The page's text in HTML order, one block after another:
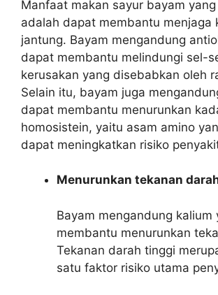
Manfaat makan sayur bayam
adalah dapat membantu menjaga
jantung. Bayam mengandung
dapat membantu melindungi sel-
kerusakan yang disebabkan oleh
Selain itu, bayam juga
dapat membantu menurunkan
homosistein, yaitu asam amino
dapat meningkatkan risiko
Menurunkan tekanan
Bayam mengandung kalium
membantu menurunkan
Tekanan darah tinggi
satu faktor risiko utama